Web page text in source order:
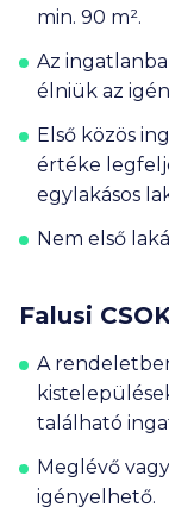
min. 90 m².
Az
élniük az
Első közös
értéke
egylakásos
Nem első
Falusi
A
található
Meglévő
igényelhető.